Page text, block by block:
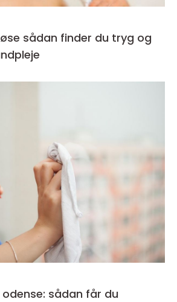
og
sådan får du